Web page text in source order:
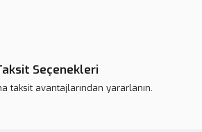
Seçenekleri
taksit avantajlarından yararlanın.